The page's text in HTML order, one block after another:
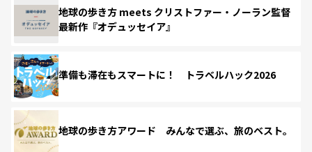
地球の歩き方 meets クリストファー・ノーラン監督
最新作『オデュッセイア』
準備も滞在もスマートに！ トラベルハック2026
地球の歩き方アワード みんなで選ぶ、旅のベスト。